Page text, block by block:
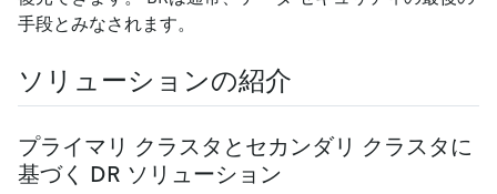
手段とみなされます。
ソリューションの紹介
プライマリ クラスタとセカンダリ クラスタに
基づく DR ソリューション